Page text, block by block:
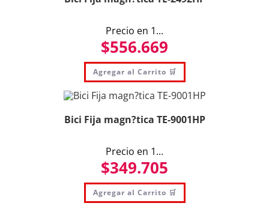
Precio en 1...
$556.669
Agregar al Carrito 🛒
Bici Fija magn?tica TE-9001HP
Precio en 1...
$349.705
Agregar al Carrito 🛒